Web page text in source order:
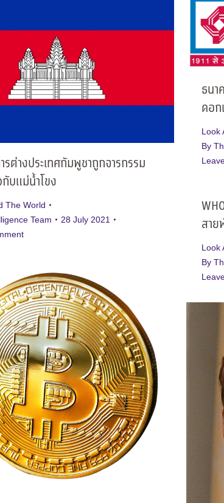
รต่างประเทศกัมพูชาถูกจารกรรม
บแม่น้ำโขง
The World
Team
28 July 2021
ธนา
ดอ
Look
By
สาย
Look
By